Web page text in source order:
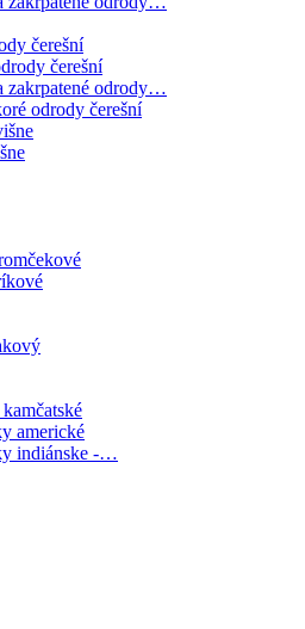
čerešní
čerešní
zakrpatené odrody…
odrody čerešní
americké
indiánske -…